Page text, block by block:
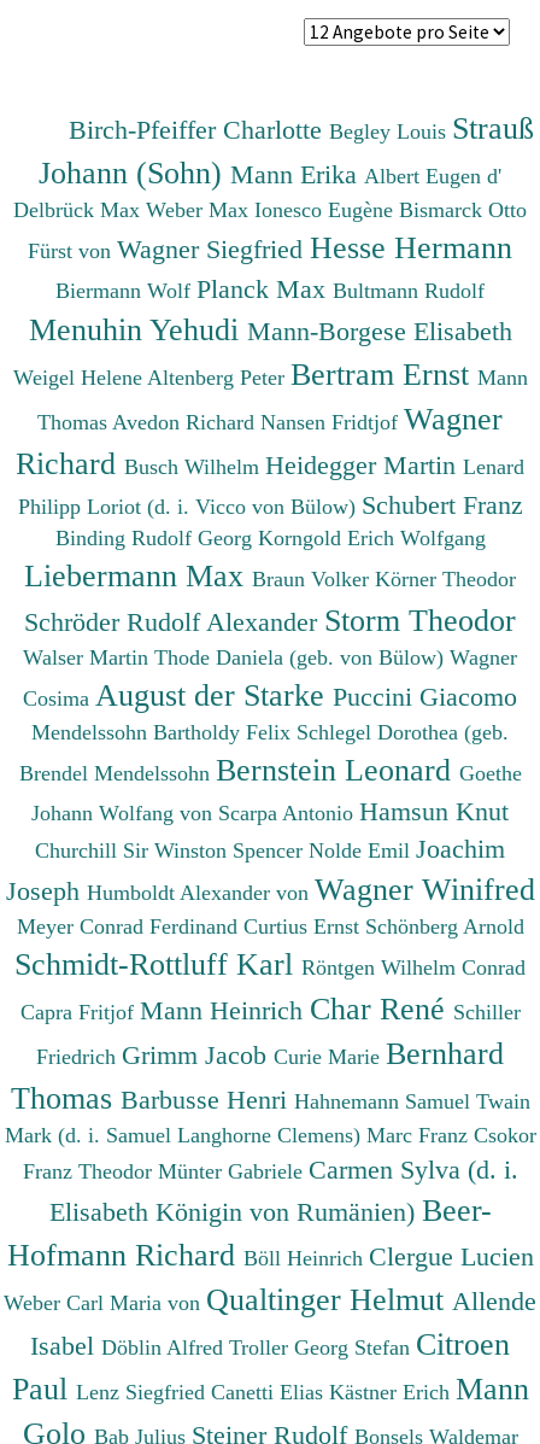
Birch-Pfeiffer CharlotteBegley Louis Strauß
Johann (Sohn) Mann Erika Albert Eugen d'
Delbrück Max Weber Max Ionesco Eugène Bismarck Otto
Fürst von Wagner Siegfried Hesse Hermann
Biermann Wolf Planck Max Bultmann Rudolf
Menuhin Yehudi Mann-Borgese Elisabeth
Weigel Helene Altenberg Peter Bertram Ernst Mann
Thomas Avedon Richard Nansen Fridtjof Wagner
Richard Busch Wilhelm Heidegger Martin Lenard
Philipp Loriot (d. i. Vicco von Bülow) Schubert Franz
Binding Rudolf Georg Korngold Erich Wolfgang
Liebermann Max Braun Volker Körner Theodor
Schröder Rudolf Alexander Storm Theodor
Walser Martin Thode Daniela (geb. von Bülow) Wagner
Cosima August der Starke Puccini Giacomo
Mendelssohn Bartholdy Felix Schlegel Dorothea (geb.
Brendel Mendelssohn Bernstein Leonard Goethe
Johann Wolfang von Scarpa Antonio Hamsun Knut
Churchill Sir Winston Spencer Nolde Emil Joachim
Joseph Humboldt Alexander von Wagner Winifred
Meyer Conrad Ferdinand Curtius Ernst Schönberg Arnold
Schmidt-Rottluff Karl Röntgen Wilhelm Conrad
Capra Fritjof Mann Heinrich Char René Schiller
Friedrich Grimm Jacob Curie Marie Bernhard
Thomas Barbusse Henri Hahnemann Samuel Twain
Mark (d. i. Samuel Langhorne Clemens) Marc Franz Csokor
Franz Theodor Münter Gabriele Carmen Sylva (d. i.
Elisabeth Königin von Rumänien) Beer-
Hofmann Richard Böll Heinrich Clergue Lucien
Weber Carl Maria von Qualtinger Helmut Allende
Isabel Döblin Alfred Troller Georg Stefan Citroen
Paul Lenz Siegfried Canetti Elias Kästner Erich Mann
Golo Bab Julius Steiner Rudolf Bonsels Waldemar